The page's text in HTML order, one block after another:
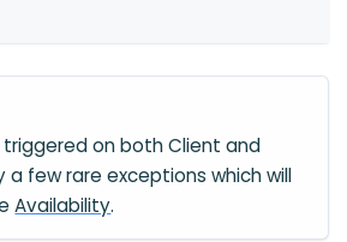
on both Client and
a few rare exceptions which will
Availability.